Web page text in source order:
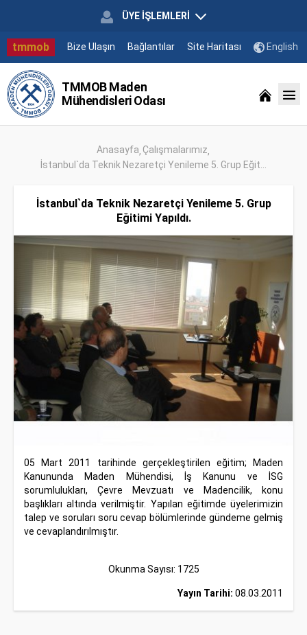
ÜYE İŞLEMLERİ
tmmob Bize Ulaşın Bağlantılar Site Haritası English
TMMOB Maden
Mühendisleri Odası
Anasayfa Çalışmalarımız
İstanbul`da Teknik Nezaretçi Yenileme 5. Grup Eğit...
İstanbul`da Teknik Nezaretçi Yenileme 5. Grup
Eğitimi Yapıldı.
05 Mart 2011 tarihinde gerçekleştirilen eğitim; Maden
Kanununda Maden Mühendisi, İş Kanunu ve İSG
sorumlulukları, Çevre Mevzuatı ve Madencilik, konu
başlıkları altında verilmiştir. Yapılan eğitimde üyelerimizin
talep ve soruları soru cevap bölümlerinde gündeme gelmiş
ve cevaplandırılmıştır.
Okunma Sayısı: 1725
Yayın Tarihi: 08.03.2011